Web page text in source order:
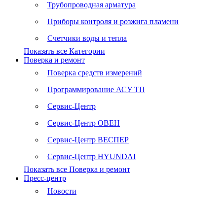
Трубопроводная арматура
Приборы контроля и розжига пламени
Счетчики воды и тепла
Показать все Категории
Поверка и ремонт
Поверка средств измерений
Программирование АСУ ТП
Сервис-Центр
Сервис-Центр ОВЕН
Сервис-Центр ВЕСПЕР
Сервис-Центр HYUNDAI
Показать все Поверка и ремонт
Пресс-центр
Новости